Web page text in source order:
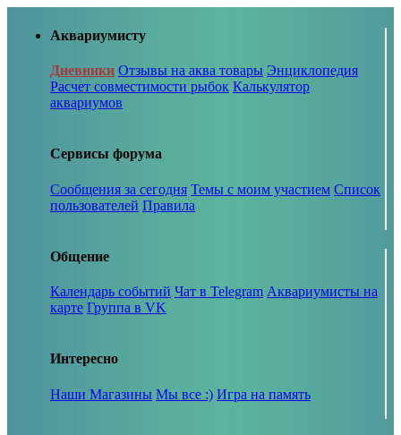
Аквариумисту
Дневники Отзывы на аква товары Энциклопедия
Расчет совместимости рыбок Калькулятор
аквариумов
Сервисы форума
Сообщения за сегодня Темы с моим участием Список
пользователей Правила
Общение
Календарь событий Чат в Telegram Аквариумисты на
карте Группа в VK
Интересно
Наши Магазины Мы все :) Игра на память